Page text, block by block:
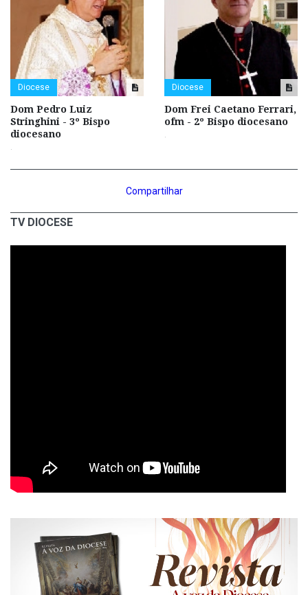
Diocese
Dom Pedro Luiz
Stringhini - 3º Bispo
diocesano
.
Diocese
Dom Frei Caetano Ferrari,
ofm - 2º Bispo diocesano
.
Compartilhar
TV DIOCESE